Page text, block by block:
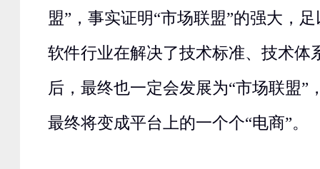
盟”，事实证明“市场联盟”的强大，
软件行业在解决了技术标准、技术体
后，最终也一定会发展为“市场联盟”
最终将变成平台上的一个个“电商”。